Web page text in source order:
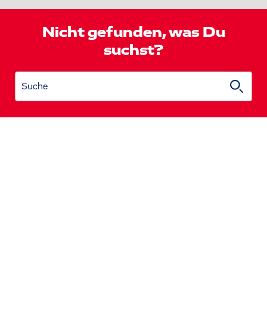
Nicht gefunden, was Du
suchst?
Suche